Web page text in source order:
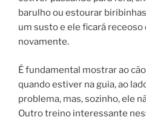
barulho ou estourar
um susto e ele ficará receoso
novamente.
É fundamental mostrar ao
quando estiver na guia, ao
problema, mas, sozinho, ele
Outro treino interessante